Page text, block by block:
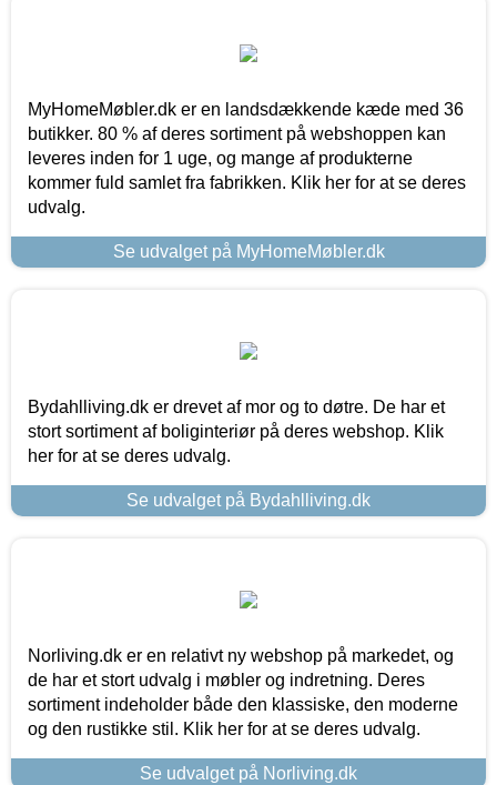
MyHomeMøbler.dk er en landsdækkende kæde med 36
butikker. 80 % af deres sortiment på webshoppen kan
leveres inden for 1 uge, og mange af produkterne
kommer fuld samlet fra fabrikken. Klik her for at se deres
udvalg.
Se udvalget på MyHomeMøbler.dk
Bydahlliving.dk er drevet af mor og to døtre. De har et
stort sortiment af boliginteriør på deres webshop. Klik
her for at se deres udvalg.
Se udvalget på Bydahlliving.dk
Norliving.dk er en relativt ny webshop på markedet, og
de har et stort udvalg i møbler og indretning. Deres
sortiment indeholder både den klassiske, den moderne
og den rustikke stil. Klik her for at se deres udvalg.
Se udvalget på Norliving.dk